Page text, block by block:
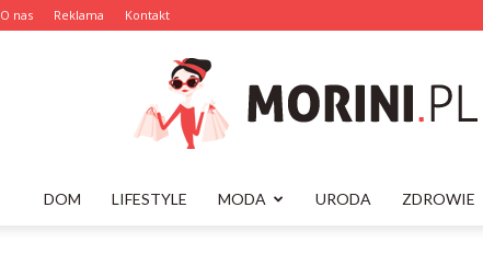
O nas Reklama Kontakt
DOM LIFESTYLE MODA URODA ZDROWIE